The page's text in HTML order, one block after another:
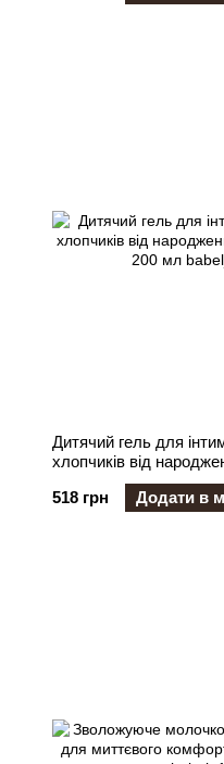
Дитячий гель для
хлопчиків від
PEDIATRIC 200 мл
518 грн
Додати в